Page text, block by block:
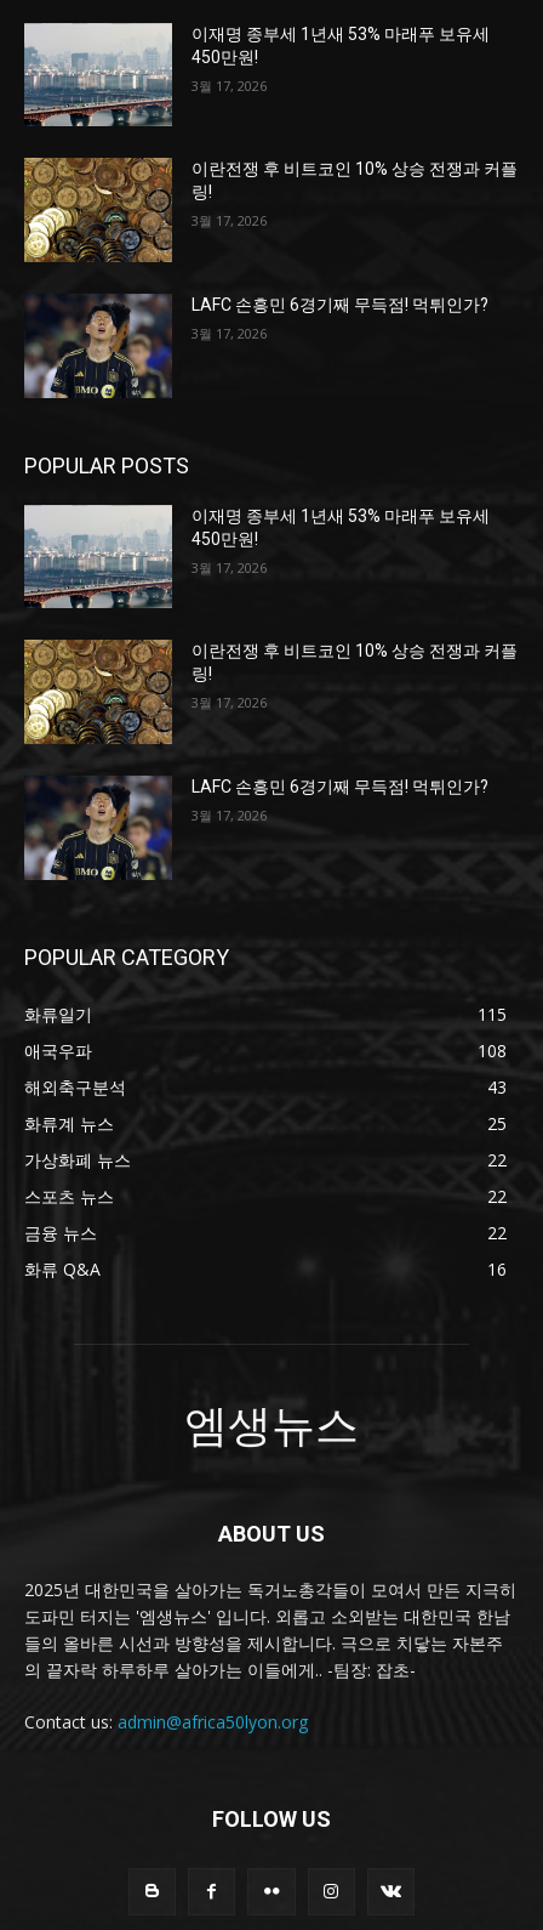
이재명 종부세 1년새 53% 마래푸 보유세
450만원!
3월 17, 2026
이란전쟁 후 비트코인 10% 상승 전쟁과 커플
링!
3월 17, 2026
LAFC 손흥민 6경기째 무득점! 먹튀인가?
3월 17, 2026
POPULAR POSTS
이재명 종부세 1년새 53% 마래푸 보유세
450만원!
3월 17, 2026
이란전쟁 후 비트코인 10% 상승 전쟁과 커플
링!
3월 17, 2026
LAFC 손흥민 6경기째 무득점! 먹튀인가?
3월 17, 2026
POPULAR CATEGORY
화류일기
115
애국우파
108
해외축구분석
43
화류계 뉴스
25
가상화폐 뉴스
22
스포츠 뉴스
22
금융 뉴스
22
화류 Q&A
16
엠생뉴스
ABOUT US
2025년 대한민국을 살아가는 독거노총각들이 모여서 만든 지극히
도파민 터지는 '엠생뉴스' 입니다. 외롭고 소외받는 대한민국 한남
들의 올바른 시선과 방향성을 제시합니다. 극으로 치닿는 자본주
의 끝자락 하루하루 살아가는 이들에게.. -팀장: 잡초-
Contact us: admin@africa50lyon.org
FOLLOW US